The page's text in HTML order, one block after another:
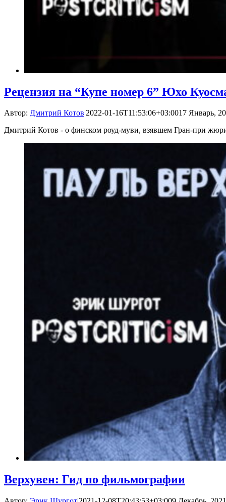
Рецензия на “Купе номер 6” Юхо
Автор: Дмитрий Котов|2022-01-16T11:53:06+03:0017 Январь,
Дмитрий Котов - о финском роуд-муви, взявшем Гран-при
Верхувен: Гид по фильмографии